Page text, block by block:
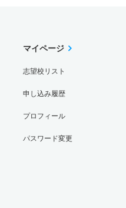
マイページ
志望校リスト
申し込み履歴
プロフィール
パスワード変更